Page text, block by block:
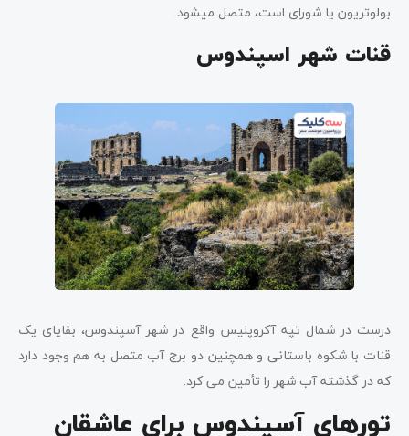
بولوتریون یا شورای است، متصل می­شود.
قنات شهر اسپندوس
درست در شمال تپه آکروپلیس واقع در شهر آسپندوس، بقایای یک
قنات با شکوه باستانی و همچنین دو برج آب متصل به هم وجود دارد
که در گذشته آب شهر را تأمین می ­کرد.
تور­­های آسپندوس برای عاشقان